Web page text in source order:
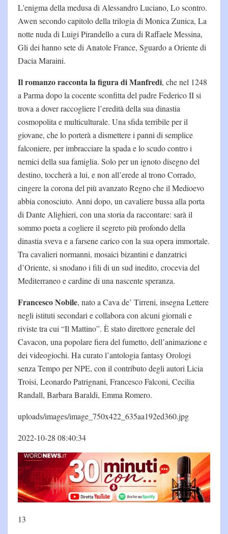
L'enigma della medusa di Alessandro Luciano, Lo scontro.
Awen secondo capitolo della trilogia di Monica Zunica, La
notte nuda di Luigi Pirandello a cura di Raffaele Messina,
Gli dei hanno sete di Anatole France, Sguardo a Oriente di
Dacia Maraini.
Il romanzo racconta la figura di Manfredi, che nel 1248
a Parma dopo la cocente sconfitta del padre Federico II si
trova a dover raccogliere l’eredità della sua dinastia
cosmopolita e multiculturale. Una sfida terribile per il
giovane, che lo porterà a dismettere i panni di semplice
falconiere, per imbracciare la spada e lo scudo contro i
nemici della sua famiglia. Solo per un ignoto disegno del
destino, toccherà a lui, e non all’erede al trono Corrado,
cingere la corona del più avanzato Regno che il Medioevo
abbia conosciuto. Anni dopo, un cavaliere bussa alla porta
di Dante Alighieri, con una storia da raccontare: sarà il
sommo poeta a cogliere il segreto più profondo della
dinastia sveva e a farsene carico con la sua opera immortale.
Tra cavalieri normanni, mosaici bizantini e danzatrici
d’Oriente, si snodano i fili di un sud inedito, crocevia del
Mediterraneo e cardine di una nascente speranza.
Francesco Nobile, nato a Cava de’ Tirreni, insegna Lettere
negli istituti secondari e collabora con alcuni giornali e
riviste tra cui “Il Mattino”. È stato direttore generale del
Cavacon, una popolare fiera del fumetto, dell’animazione e
dei videogiochi. Ha curato l’antologia fantasy Orologi
senza Tempo per NPE, con il contributo degli autori Licia
Troisi, Leonardo Patrignani, Francesco Falconi, Cecilia
Randall, Barbara Baraldi, Emma Romero.
uploads/images/image_750x422_635aa192ed360.jpg
2022-10-28 08:40:34
13